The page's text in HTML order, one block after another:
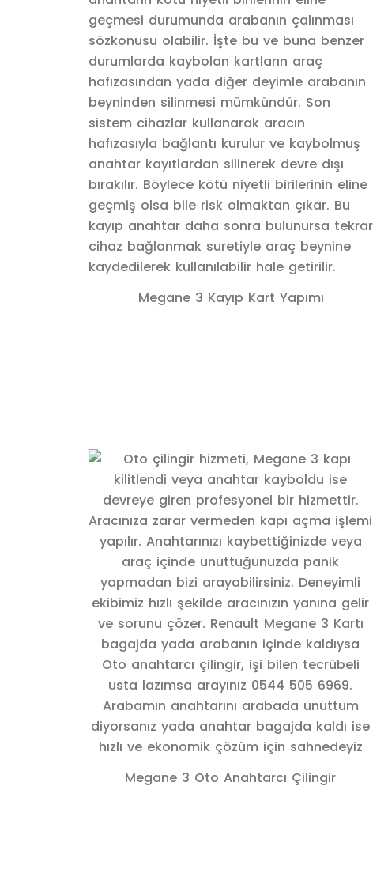
Megane 3 Kayıp Kart Yapımı
Megane 3 Oto Anahtarcı Çilingir